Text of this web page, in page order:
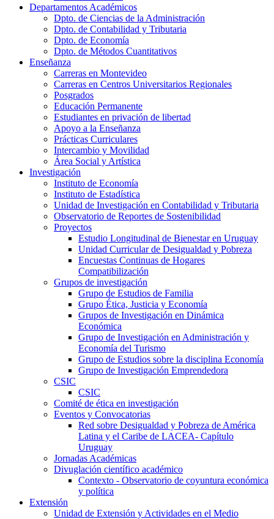
Departamentos Académicos
Dpto. de Ciencias de la Administración
Dpto. de Contabilidad y Tributaria
Dpto. de Economía
Dpto. de Métodos Cuantitativos
Enseñanza
Carreras en Montevideo
Carreras en Centros Universitarios Regionales
Posgrados
Educación Permanente
Estudiantes en privación de libertad
Apoyo a la Enseñanza
Prácticas Curriculares
Intercambio y Movilidad
Área Social y Artística
Investigación
Instituto de Economía
Instituto de Estadística
Unidad de Investigación en Contabilidad y Tributaria
Observatorio de Reportes de Sostenibilidad
Proyectos
Estudio Longitudinal de Bienestar en Uruguay
Unidad Curricular de Desigualdad y Pobreza
Encuestas Continuas de Hogares
Compatibilización
Grupos de investigación
Grupo de Estudios de Familia
Grupo Ética, Justicia y Economía
Grupos de Investigación en Dinámica
Económica
Grupo de Investigación en Administración y
Economía del Turismo
Grupo de Estudios sobre la disciplina Economía
Grupo de Investigación Emprendedora
CSIC
CSIC
Comité de ética en investigación
Eventos y Convocatorias
Red sobre Desigualdad y Pobreza de América
Latina y el Caribe de LACEA- Capítulo
Uruguay
Jornadas Académicas
Divuglación científico académico
Contexto - Observatorio de coyuntura económica
y política
Extensión
Unidad de Extensión y Actividades en el Medio